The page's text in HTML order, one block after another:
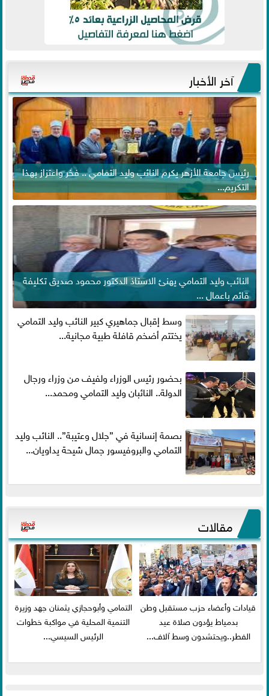
آخر الأخبار
رئيس جامعة الأزهر يكرم النائب وليد التمامي .. فخر واعتزاز بهذا
التكريم...
النائب وليد التمامي يهنئ الاستاذ الدكتور محمود صديق تكليفة
قائم باعمال ...
وسط إقبال جماهيري كبير النائب وليد التمامي
يختتم أضخم قافلة طبية مجانية...
بحضور رئيس الوزراء ولفيف من وزراء ورجال
الدولة.. النائبان وليد التمامي ومحمد...
بصمة إنسانية في ”جلال وعتيبة”.. النائب وليد
التمامي والبروفيسور جمال شيحة يداويان...
مقالات
قيادات وأعضاء حزب مستقبل وطن
بدمياط يؤدون صلاة عيد
الفطر..ويحتشدون وسط آلاف...
التمامي وأبوحجازي يثمنان جهد وزيرة
التنمية المحلية في مواكبة خطوات
الرئيس السيسي...